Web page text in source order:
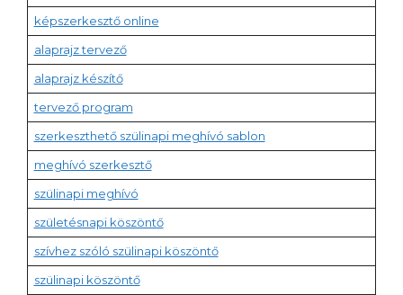
képszerkesztő online
alaprajz tervező
alaprajz készítő
tervező program
szerkeszthető szülinapi meghívó sablon
meghívó szerkesztő
szülinapi meghívó
születésnapi köszöntő
szívhez szóló szülinapi köszöntő
szülinapi köszöntő